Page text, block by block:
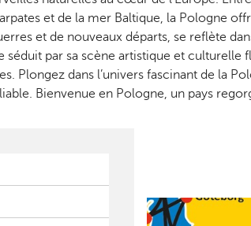
et de la mer Baltique, la Pologne
et de nouveaux départs, se reflète
séduit par sa scène artistique et
Plongez dans l’univers fascinant de la
Bienvenue en Pologne, un pays